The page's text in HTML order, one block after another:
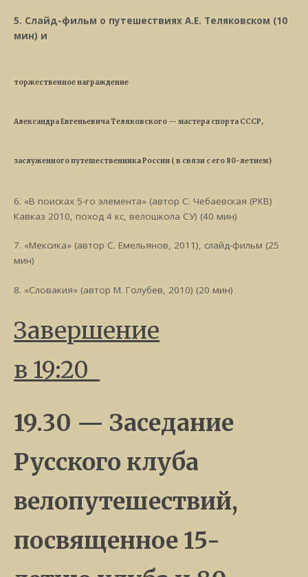
5. Слайд-фильм о путешествиях А.Е. Теляковском (10
мин) и
торжественное награждение
Александра Евгеньевича Теляковского — мастера спорта СССР,
заслуженного путешественника России ( в связи с его 80-летием)
6. «В поисках 5-го элемента» (автор С. Чебаевская (РКВ)
Кавказ 2010, поход 4 кс, велошкола СУ) (40 мин)
7. «Мексика» (автор С. Емельянов, 2011), слайд-фильм (25
мин)
8. «Словакия» (автор М. Голубев, 2010) (20 мин)
Завершение
в 19:20
19.30 — Заседание
Русского клуба
велопутешествий,
посвященное 15-